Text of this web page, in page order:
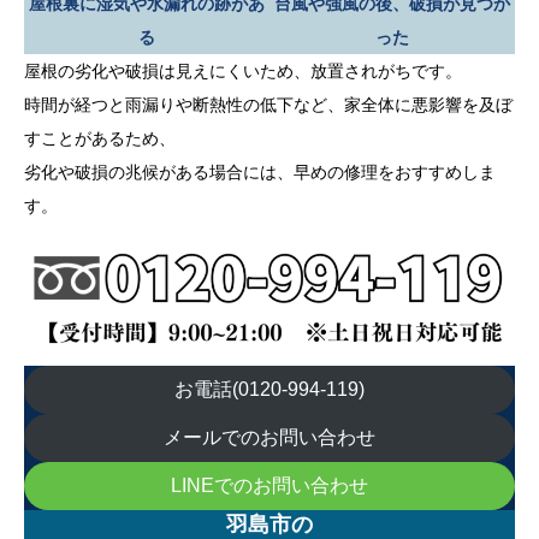
る
った
屋根の劣化や破損は見えにくいため、放置されがちです。
時間が経つと雨漏りや断熱性の低下など、家全体に悪影響を及ぼ
すことがあるため、
劣化や破損の兆候がある場合には、早めの修理をおすすめしま
す。
お電話(0120-994-119)
メールでのお問い合わせ
LINEでのお問い合わせ
羽島市の